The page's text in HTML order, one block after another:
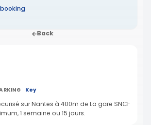
Back
Key
sur Nantes à 400m de La gare SNCF
1 semaine ou 15 jours.